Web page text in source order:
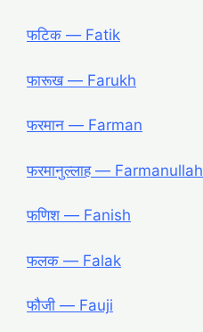
फटिक ― Fatik
फारूख ― Farukh
फरमान ― Farman
फरमानुल्लाह ― Farmanullah
फणिश ― Fanish
फलक ― Falak
फौजी ― Fauji